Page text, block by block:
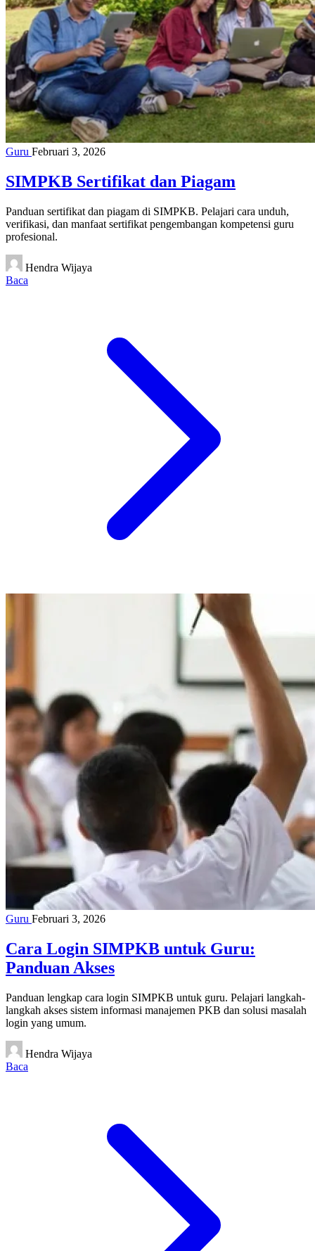
Guru Februari 3, 2026
SIMPKB Sertifikat dan Piagam
Panduan sertifikat dan piagam di SIMPKB. Pelajari cara unduh,
verifikasi, dan manfaat sertifikat pengembangan kompetensi guru
profesional.
Hendra Wijaya
Baca
Guru Februari 3, 2026
Cara Login SIMPKB untuk Guru:
Panduan Akses
Panduan lengkap cara login SIMPKB untuk guru. Pelajari langkah-
langkah akses sistem informasi manajemen PKB dan solusi masalah
login yang umum.
Hendra Wijaya
Baca